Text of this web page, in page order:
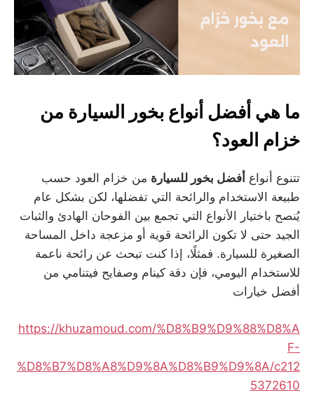
ما هي أفضل أنواع بخور السيارة من
خزام العود؟
تتنوع أنواع أفضل بخور للسيارة من خزام العود حسب
طبيعة الاستخدام والرائحة التي تفضلها، لكن بشكل عام
يُنصح باختيار الأنواع التي تجمع بين الفوحان الهادئ والثبات
الجيد حتى لا تكون الرائحة قوية أو مزعجة داخل المساحة
الصغيرة للسيارة. فمثلًا، إذا كنت تبحث عن رائحة ناعمة
للاستخدام اليومي، فإن دقة كينام وصفايح فيتنامي من
أفضل خيارات
https://khuzamoud.com/%D8%B9%D9%88%D8%A
F-
%D8%B7%D8%A8%D9%8A%D8%B9%D9%8A/c212
5372610